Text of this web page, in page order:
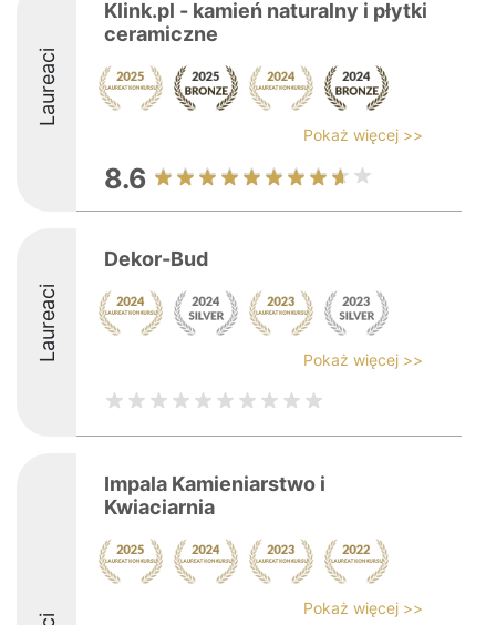
Laureaci
Klink.pl - kamień naturalny i płytki
ceramiczne
Pokaż więcej >>
8.6
Laureaci
Dekor-Bud
Pokaż więcej >>
Impala Kamieniarstwo i
Kwiaciarnia
Pokaż więcej >>